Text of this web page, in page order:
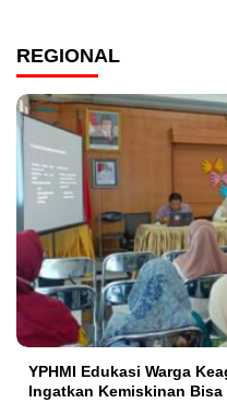
REGIONAL
YPHMI Edukasi Warga
Ingatkan Kemiskinan Bisa